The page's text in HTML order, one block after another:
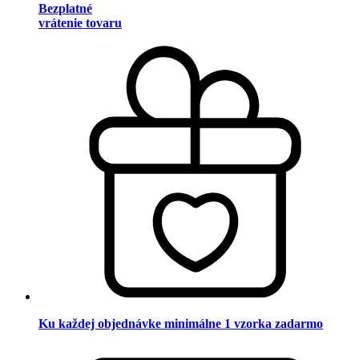
Bezplatné
vrátenie tovaru
Ku každej objednávke minimálne 1 vzorka zadarmo